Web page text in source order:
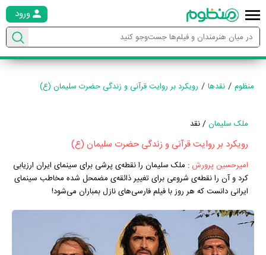
ورود
منظوم نقدها رویکرد بر روایت قرآنی و زندگی حضرت سلیمان (ع)
ملک سلیمان/ نقد
رویکرد بر روایت قرآنی و زندگی حضرت سلیمان (ع)
امیرحسین پرورش : ملک سلیمان را نقطه‌ی پرشی برای سینمای ایران ارزیابی
کرد و آن را نقطه‌ی شروعی برای تغییر ذائقه‌ی مضمحل شده مخاطب سینمای
ایرانی دانست که هر روز با فیلم فارسی‌های نازل بمباران می‌شود!